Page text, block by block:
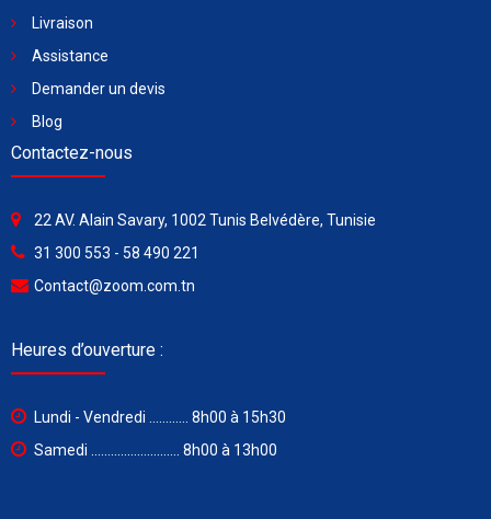
Livraison
Assistance
Demander un devis
Blog
Contactez-nous
22 AV. Alain Savary, 1002 Tunis Belvédère, Tunisie
31 300 553 - 58 490 221
Contact@zoom.com.tn
Heures d’ouverture :
Lundi - Vendredi ............ 8h00 à 15h30
Samedi ........................... 8h00 à 13h00